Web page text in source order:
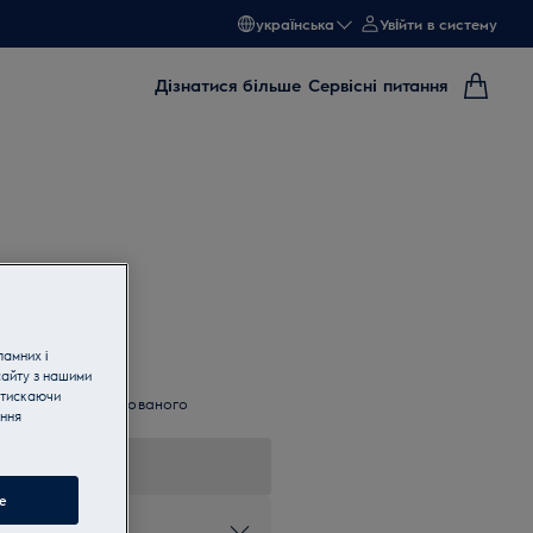
українська Увійти в систему
Дізнатися більше Сервісні питання
для спрямованого
і
з нашими